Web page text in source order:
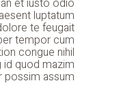
et iusto odio
luptatum
te feugait
tempor cum
congue nihil
quod mazim
assum.